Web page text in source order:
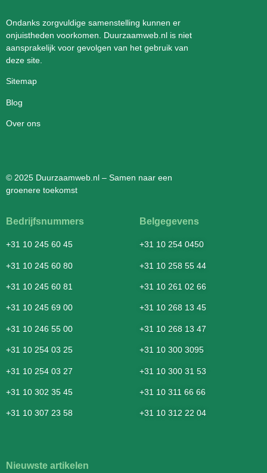
Ondanks zorgvuldige samenstelling kunnen er
onjuistheden voorkomen. Duurzaamweb.nl is niet
aansprakelijk voor gevolgen van het gebruik van
deze site.
Sitemap
Blog
Over ons
© 2025 Duurzaamweb.nl – Samen naar een
groenere toekomst
Bedrijfsnummers
+31 10 245 60 45
+31 10 245 60 80
+31 10 245 60 81
+31 10 245 69 00
+31 10 246 55 00
+31 10 254 03 25
+31 10 254 03 27
+31 10 302 35 45
+31 10 307 23 58
Belgegevens
+31 10 254 0450
+31 10 258 55 44
+31 10 261 02 66
+31 10 268 13 45
+31 10 268 13 47
+31 10 300 3095
+31 10 300 31 53
+31 10 311 66 66
+31 10 312 22 04
Nieuwste artikelen